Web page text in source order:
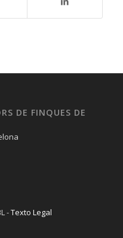
DE FINQUES DE
-Texto Legal